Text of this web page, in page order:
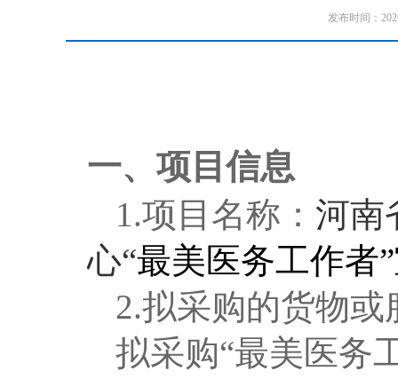
发布时间：
一、项目信息
1.项目名称： 河南
心“最美医务工作者
2.拟采购的货物或
拟采购“最美医务